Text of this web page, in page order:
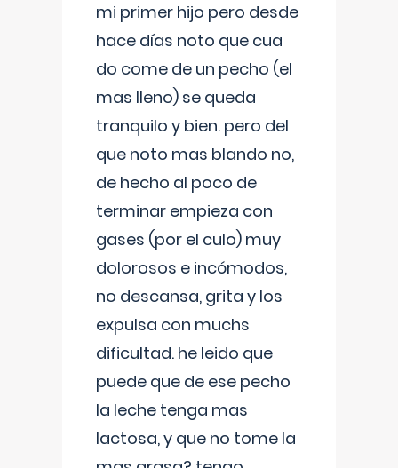
mi primer hijo pero desde
hace días noto que cua
do come de un pecho (el
mas lleno) se queda
tranquilo y bien. pero del
que noto mas blando no,
de hecho al poco de
terminar empieza con
gases (por el culo) muy
dolorosos e incómodos,
no descansa, grita y los
expulsa con muchs
dificultad. he leido que
puede que de ese pecho
la leche tenga mas
lactosa, y que no tome la